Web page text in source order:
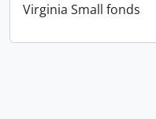
Virginia Small fonds